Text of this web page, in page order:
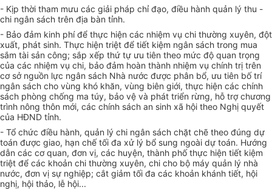
- Kịp thời tham mưu các giải pháp chỉ đạo, điều hành quản lý thu -
chi ngân sách trên địa bàn tỉnh.
- Bảo đảm kinh phí để thực hiện các nhiệm vụ chi thường xuyên, đột
xuất, phát sinh. Thực hiện triệt để tiết kiệm ngân sách trong mua
sắm tài sản công; sắp xếp thứ tự ưu tiên theo mức độ quan trọng
của các nhiệm vụ chi, bảo đảm hoàn thành nhiệm vụ chính trị trên
cơ sở nguồn lực ngân sách Nhà nước được phân bổ, ưu tiên bố trí
ngân sách cho vùng khó khăn, vùng biên giới, thực hiện các chính
sách phòng chống ma túy, bảo vệ và phát triển rừng, hỗ trợ chương
trình nông thôn mới, các chính sách an sinh xã hội theo Nghị quyết
của HĐND tỉnh.
- Tổ chức điều hành, quản lý chi ngân sách chặt chẽ theo đúng dự
toán được giao, hạn chế tối đa xử lý bổ sung ngoài dự toán. Hướng
dẫn các cơ quan, đơn vị, các huyện, thành phố thực hiện tiết kiệm
triệt để các khoản chi thường xuyên, chi cho bộ máy quản lý nhà
nước, đơn vị sự nghiệp; cắt giảm tối đa các khoản khánh tiết, hội
nghị, hội thảo, lễ hội...